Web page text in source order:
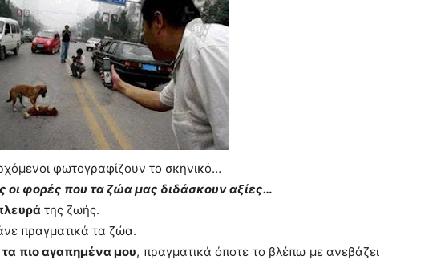
φωτογραφίζουν το σκηνικό…
οι φορές που τα ζώα μας διδάσκουν αξίες…
της ζωής.
πραγματικά τα ζώα.
τα πιο αγαπημένα μου, πραγματικά όποτε το βλέπω με ανεβάζει